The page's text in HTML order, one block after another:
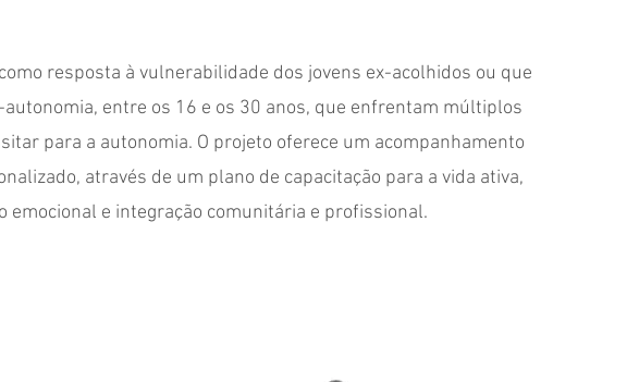
resposta à vulnerabilidade dos jovens ex-acolhidos ou que
entre os 16 e os 30 anos, que enfrentam múltiplos
para a autonomia. O projeto oferece um acompanhamento
através de um plano de capacitação para a vida ativa,
emocional e integração comunitária e profissional.